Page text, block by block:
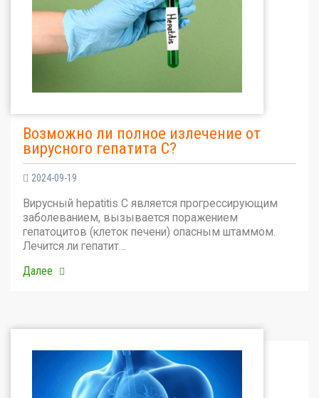
Возможно ли полное излечение от
вирусного гепатита С?
2024-09-19
Вирусный hepatitis C является прогрессирующим
заболеванием, вызывается поражением
гепатоцитов (клеток печени) опасным штаммом.
Лечится ли гепатит…
Далее